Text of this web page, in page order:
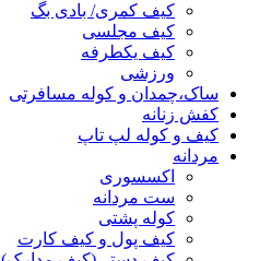
کیف کمری/ بادی بگ
کیف مجلسی
کیف یکطرفه
ورزشی
ساک،چمدان و کوله مسافرتی
کفش زنانه
کیف و کوله لپ تاپ
مردانه
اکسسوری
ست مردانه
کوله پشتی
کیف پول و کیف کارت